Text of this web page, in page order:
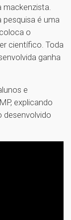
pesquisa é uma
o
científico. Toda
ganha
e
explicando
desenvolvido